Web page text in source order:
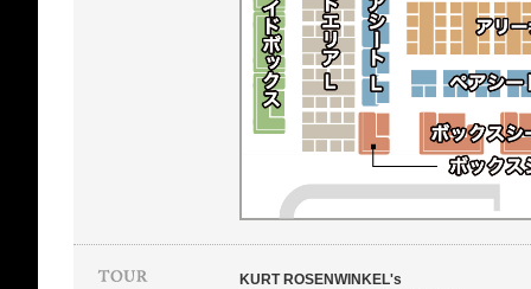
KURT ROSENWINKEL's